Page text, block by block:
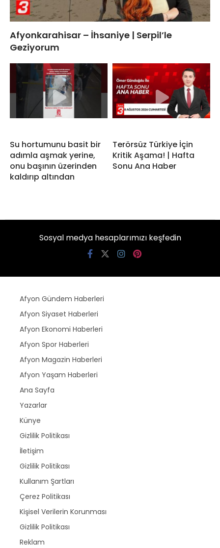
Afyonkarahisar – İhsaniye | Serpil’le
Geziyorum
Su hortumunu basit bir
adımla aşmak yerine,
onu başının üzerinden
kaldırıp altından
Terörsüz Türkiye İçin
Kritik Aşama! | Hafta
Sonu Ana Haber
Sosyal medya hesaplarımızı keşfedin
Afyon Gündem Haberleri
Afyon Siyaset Haberleri
Afyon Ekonomi Haberleri
Afyon Spor Haberleri
Afyon Magazin Haberleri
Afyon Yaşam Haberleri
Ana Sayfa
Yazarlar
Künye
Gizlilik Politikası
İletişim
Gizlilik Politikası
Kullanım Şartları
Çerez Politikası
Kişisel Verilerin Korunması
Gizlilik Politikası
Reklam